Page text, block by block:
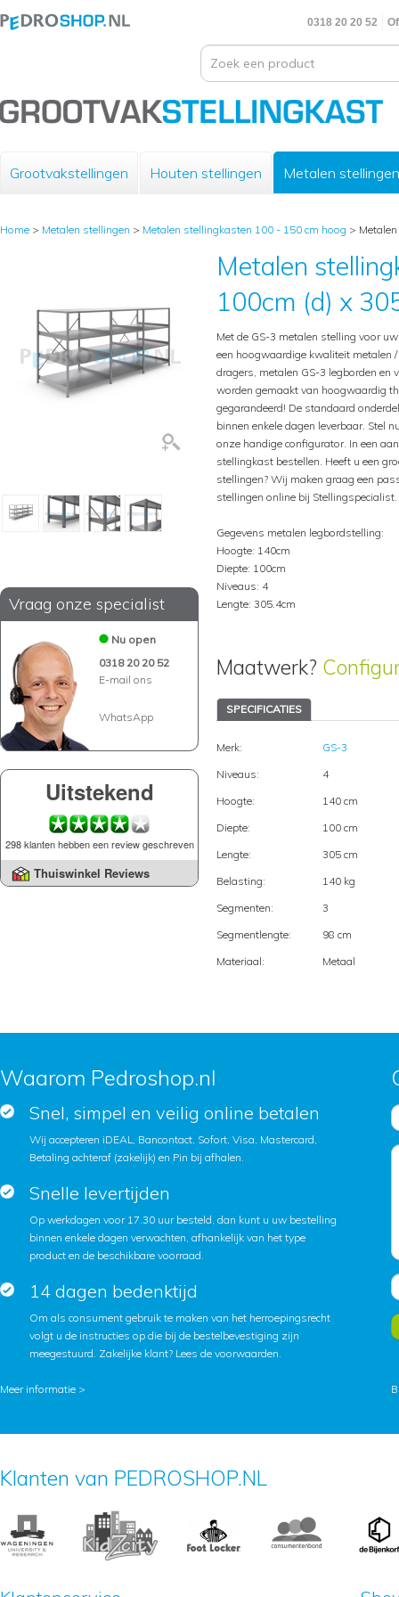
0318 20 20 52
Grootvakstellingen Houten stellingen Metalen stellingen
Home > Metalen stellingen > Metalen stellingkasten 100 - 150 cm hoog >
Vraag onze specialist
Nu open
0318 20 20 52
E-mail ons
WhatsApp
Uitstekend
298 klanten hebben een review geschreven
Thuiswinkel Reviews
Metalen
100cm (d) x
Met de GS-3 metalen stelling voor
een hoogwaardige kwaliteit metalen
dragers, metalen GS-3 legborden en
worden gemaakt van hoogwaardig
gegarandeerd! De standaard
binnen enkele dagen leverbaar. Stel
onze handige configurator. In een
stellingkast bestellen. Heeft u een
stellingen? Wij maken graag een
stellingen online bij Stellingspecialist.
Gegevens metalen legbordstelling:
Hoogte: 140cm
Diepte: 100cm
Niveaus: 4
Lengte: 305.4cm
Maatwerk?
SPECIFICATIES
Merk:
GS-3
Niveaus:
4
Hoogte:
140 cm
Diepte:
100 cm
Lengte:
305 cm
Belasting:
140 kg
Segmenten:
3
Segmentlengte:
98 cm
Materiaal:
Metaal
Waarom Pedroshop.nl
Snel, simpel en veilig online betalen
Wij accepteren iDEAL, Bancontact, Sofort, Visa, Mastercard,
Betaling achteraf (zakelijk) en Pin bij afhalen.
Snelle levertijden
Op werkdagen voor 17.30 uur besteld, dan kunt u uw bestelling
binnen enkele dagen verwachten, afhankelijk van het type
product en de beschikbare voorraad.
14 dagen bedenktijd
Om als consument gebruik te maken van het herroepingsrecht
volgt u de instructies op die bij de bestelbevestiging zijn
meegestuurd. Zakelijke klant? Lees de voorwaarden.
Meer informatie >
Klanten van PEDROSHOP.NL